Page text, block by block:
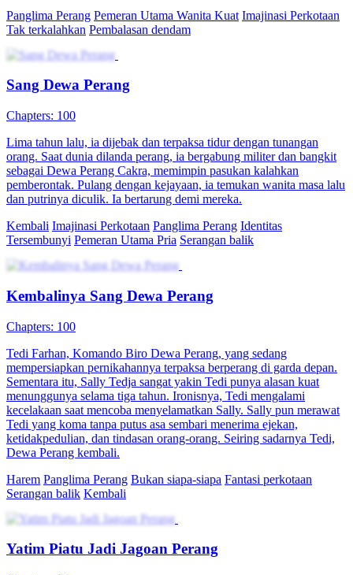
tokoh-tokoh sejarah. Ia berpura-pura menjadi kaisar Dinasti Chu
Agung dan memimpin kerajaan yang sudah rapuh menuju
kehancuran. Untuk itu, Chu Yang sengaja memanggil Konfusius,
Du Fu, dan berbagai panglima perang untuk bertempur, namun
secara kebetulan ia memenangkan tiga pertandingan berturut-turut.
Kemudian, marah karena para panglima perang mengorbankan
sekutu kemenangan, ia memanggil pejuang Lü Bu untuk
penguasa perkasa di mata istana, sehingga Jin Wang yang berencana
memberontak dan merebut tahta pun harus ekstra hati-hati dan
merencanakan tipu muslihat terhadap Chu Yang.
Miskin Jadi Kaya Teka-Teki Identitas
Istri Panglima di Masa Kini
Chapters: 91
mengorbankan kesempatan naik tingkat demi membangunkannya di
bertemu reinkarnasi Panglima yang salah menangkapnya. Dari salah
paham jadi cinta, ingatan lama pun kembali.
Pemeran Utama Wanita Kuat Romansa Romansa Urban Dokter
Serangan balik Time Travel
Chapters: 80
Saat Rio Frans, Panglima Naga di Negara Birta, hampir dibunuh
oleh Pak Virgo, Pak Virgo mengancam akan membunuh seluruh
Keluarga Frans. Di saat kritis ini, Rio berhasil melepaskan diri, tapi